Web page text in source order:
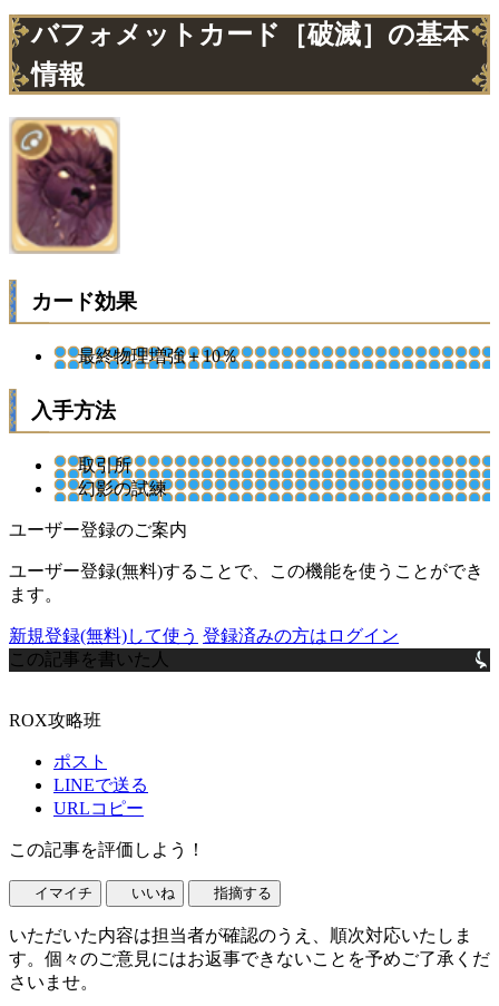
バフォメットカード［破滅］の基本
情報
カード効果
最終物理増強＋10％
入手方法
取引所
幻影の試練
ユーザー登録のご案内
ユーザー登録(無料)することで、この機能を使うことができ
ます。
新規登録(無料)して使う 登録済みの方はログイン
この記事を書いた人
ROX攻略班
ポスト
LINEで送る
URLコピー
この記事を評価しよう！
イマイチ いいね 指摘する
いただいた内容は担当者が確認のうえ、順次対応いたしま
す。個々のご意見にはお返事できないことを予めご了承くだ
さいませ。